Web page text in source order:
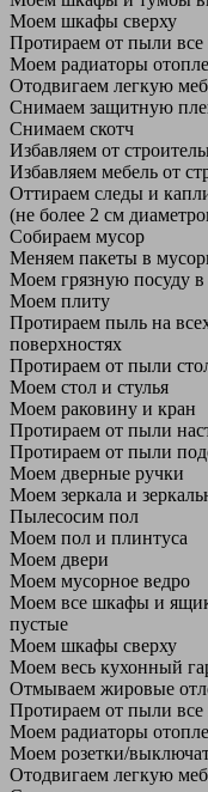
Моем шкафы сверху
Протираем от пыли
Моем радиаторы
Отодвигаем легкую
Снимаем защитную
Снимаем скотч
Избавляем от
Избавляем мебель от
Оттираем следы и
(не более 2 см
Собираем мусор
Меняем пакеты в
Моем грязную посуду в
Моем плиту
Протираем пыль на
поверхностях
Протираем от пыли
Моем стол и стулья
Моем раковину и кран
Протираем от пыли
Протираем от пыли
Моем дверные ручки
Моем зеркала и
Пылесосим пол
Моем пол и плинтуса
Моем двери
Моем мусорное ведро
Моем все шкафы и
пустые
Моем шкафы сверху
Моем весь кухонный
Отмываем жировые
Протираем от пыли
Моем радиаторы
Моем розетки/
Отодвигаем легкую